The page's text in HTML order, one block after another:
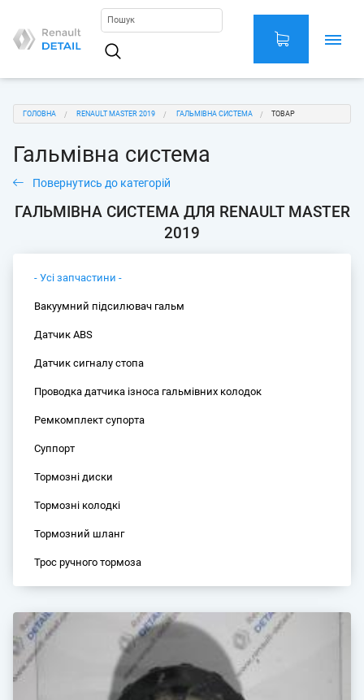
основного
Main
navigation
You
are
here
ГОЛОВНА RENAULT MASTER 2019 ГАЛЬМІВНА СИСТЕМА ТОВАР
Гальмівна система
Повернутись до категорій
ГАЛЬМІВНА СИСТЕМА ДЛЯ RENAULT MASTER
2019
- Усі запчастини -
Вакуумний підсилювач гальм
Датчик ABS
Датчик сигналу стопа
Проводка датчика ізноса гальмівних колодок
Ремкомплект супорта
Суппорт
Тормозні диски
Тормозні колодкі
Тормозний шланг
Трос ручного тормоза